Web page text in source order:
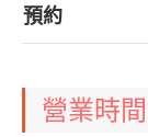
預約
營業時間